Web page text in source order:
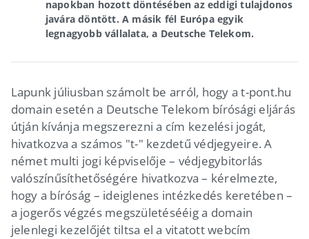
napokban hozott döntésében az eddigi tulajdonos
javára döntött. A másik fél Európa egyik
legnagyobb vállalata, a Deutsche Telekom.
Lapunk júliusban számolt be arról, hogy a t-pont.hu
domain esetén a Deutsche Telekom bírósági eljárás
útján kívánja megszerezni a cím kezelési jogát,
hivatkozva a számos "t-" kezdetű védjegyeire. A
német multi jogi képviselője – védjegybitorlás
valószínűsíthetőségére hivatkozva – kérelmezte,
hogy a bíróság – ideiglenes intézkedés keretében –
a jogerős végzés megszületésééig a domain
jelenlegi kezelőjét tiltsa el a vitatott webcím